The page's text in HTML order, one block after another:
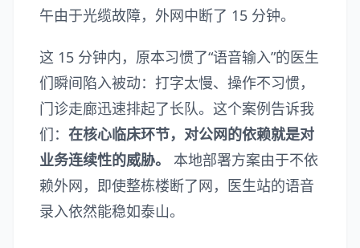
午由于光缆故障，外网中断了 15 分钟。
这 15 分钟内，原本习惯了“语音输入”的医生
们瞬间陷入被动：打字太慢、操作不习惯，
门诊走廊迅速排起了长队。这个案例告诉我
们： 在核心临床环节，对公网的依赖就是对
业务连续性的威胁。
本地部署方案由于不依
赖外网，即使整栋楼断了网，医生站的语音
录入依然能稳如泰山。